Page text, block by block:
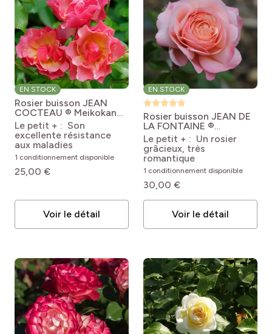
EN STOCK
Rosier buisson JEAN
COCTEAU ® Meikokan
Rosa 'Meikokan' JEAN
COCTEAU®
Le petit + : Son
excellente résistance
aux maladies
1 conditionnement disponible
25,00 €
Voir le détail
EN STOCK
Rosier buisson JEAN DE
LA FONTAINE ®
Meiffable Rosa Jean de
la Fontaine® 'Meiffable'
Le petit + : Un rosier
grâcieux, très
romantique
1 conditionnement disponible
30,00 €
Voir le détail